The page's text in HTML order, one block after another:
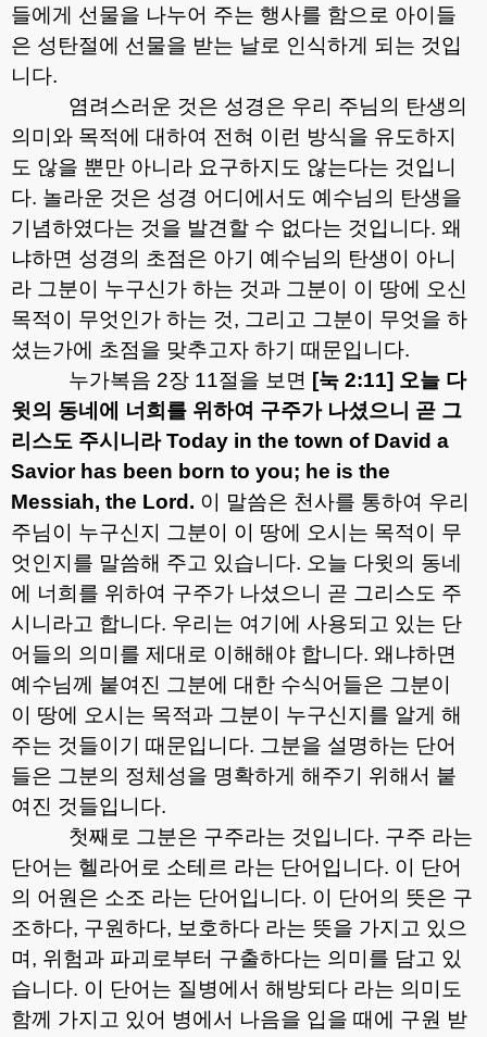
들에게 선물을 나누어 주는 행사를 함으로 아이들
은 성탄절에 선물을 받는 날로 인식하게 되는 것입
니다.
염려스러운 것은 성경은 우리 주님의 탄생의
의미와 목적에 대하여 전혀 이런 방식을 유도하지
도 않을 뿐만 아니라 요구하지도 않는다는 것입니
다. 놀라운 것은 성경 어디에서도 예수님의 탄생을
기념하였다는 것을 발견할 수 없다는 것입니다. 왜
냐하면 성경의 초점은 아기 예수님의 탄생이 아니
라 그분이 누구신가 하는 것과 그분이 이 땅에 오신
목적이 무엇인가 하는 것, 그리고 그분이 무엇을 하
셨는가에 초점을 맞추고자 하기 때문입니다.
누가복음 2장 11절을 보면 [눅 2:11] 오늘 다
윗의 동네에 너희를 위하여 구주가 나셨으니 곧 그
리스도 주시니라Today in the town of David a
Savior has been born to you; he is the
Messiah, the Lord. 이 말씀은 천사를 통하여 우리
주님이 누구신지 그분이 이 땅에 오시는 목적이 무
엇인지를 말씀해 주고 있습니다. 오늘 다윗의 동네
에 너희를 위하여 구주가 나셨으니 곧 그리스도 주
시니라고 합니다. 우리는 여기에 사용되고 있는 단
어들의 의미를 제대로 이해해야 합니다. 왜냐하면
예수님께 붙여진 그분에 대한 수식어들은 그분이
이 땅에 오시는 목적과 그분이 누구신지를 알게 해
주는 것들이기 때문입니다. 그분을 설명하는 단어
들은 그분의 정체성을 명확하게 해주기 위해서 붙
여진 것들입니다.
첫째로 그분은 구주라는 것입니다. 구주 라는
단어는 헬라어로 소테르 라는 단어입니다. 이 단어
의 어원은 소조 라는 단어입니다. 이 단어의 뜻은 구
조하다, 구원하다, 보호하다 라는 뜻을 가지고 있으
며 , 위험과 파괴로부터 구출하다는 의미를 담고 있
습니다. 이 단어는 질병에서 해방되다 라는 의미도
함께 가지고 있어 병에서 나음을 입을 때에 구원 받